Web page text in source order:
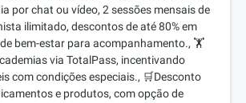
por chat ou vídeo, 2 sessões mensais de
ilimitado, descontos de até 80% em
de bem-estar para acompanhamento., 🏋️
via TotalPass, incentivando
com condições especiais., 🛒Desconto
e produtos, com opção de